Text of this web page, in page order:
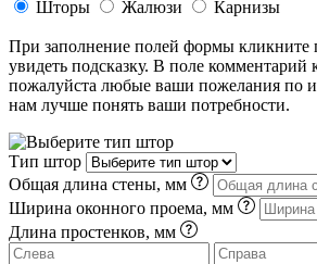
Шторы Жалюзи Карнизы
При заполнение полей формы кликните
увидеть подсказку. В поле комментарий
пожалуйста любые ваши пожелания по
нам лучше понять ваши потребности.
Тип штор
Общая длина стены, мм
Ширина оконного проема, мм
Длина простенков, мм